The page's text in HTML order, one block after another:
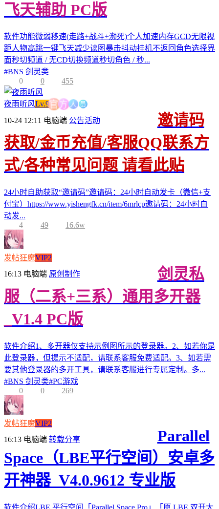
飞天辅助 PC版
软件功能微弱移速(走路+战斗+濒死)个人加速内存GCD无限视
距人物高跳一键飞天减少读图暴击抖动挂机不返回角色选择界
面秒切频道 / 无CD切换频道秒切角色 / 秒...
#BNS 剑灵类
0
0 455
夜雨听风Lv.9官 方人员
10-24 12:11 电脑端 公告活动
邀请码
获取/金币充值/客服QQ联系方
式/各种常见问题 请看此贴
24小时自助获取“邀请码”邀请码：24小时自动发卡（微信+支
付宝）https://www.yishengfk.cn/item/6mrlcp邀请码：24小时自
动发...
4
49 16.6w
发帖狂魔VIP2
16:13 电脑端 原创制作
剑灵私
服（二系+三系）通用多开器
_V1.4 PC版
软件介绍1、多开器仅支持示例图所示的登录器。2、如若你是
此登录器，但提示不适配，请联系客服免费适配。3、如若需
要其他登录器的多开工具，请联系客服进行专属定制。多...
#BNS 剑灵类#PC游戏
0
0 269
发帖狂魔VIP2
16:13 电脑端 转载分享
Parallel
Space（LBE平行空间）安卓多
开神器_V4.0.9612 专业版
软件介绍LBE 平行空间「Parallel Space Pro」「原 LBE 双开大